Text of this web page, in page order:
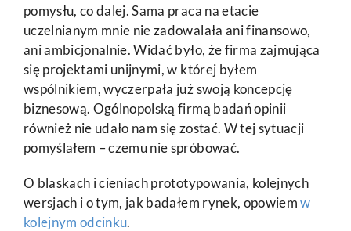
pomysłu, co dalej. Sama praca na etacie
uczelnianym mnie nie zadowalała ani finansowo,
ani ambicjonalnie. Widać było, że firma zajmująca
się projektami unijnymi, w której byłem
wspólnikiem, wyczerpała już swoją koncepcję
biznesową. Ogólnopolską firmą badań opinii
również nie udało nam się zostać. W tej sytuacji
pomyślałem – czemu nie spróbować.
O blaskach i cieniach prototypowania, kolejnych
wersjach i o tym, jak badałem rynek, opowiemw
kolejnym odcinku.